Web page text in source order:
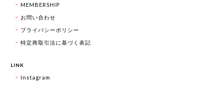
MEMBERSHIP
お問い合わせ
プライバシーポリシー
特定商取引法に基づく表記
LINK
Instagram